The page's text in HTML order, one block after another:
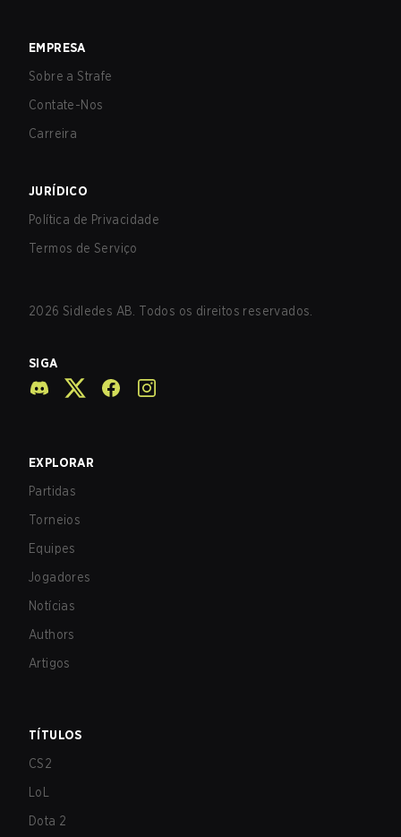
EMPRESA
Sobre a Strafe
Contate-Nos
Carreira
JURÍDICO
Política de Privacidade
Termos de Serviço
2026 Sidledes AB. Todos os direitos reservados.
SIGA
EXPLORAR
Partidas
Torneios
Equipes
Jogadores
Notícias
Authors
Artigos
TÍTULOS
CS2
LoL
Dota 2